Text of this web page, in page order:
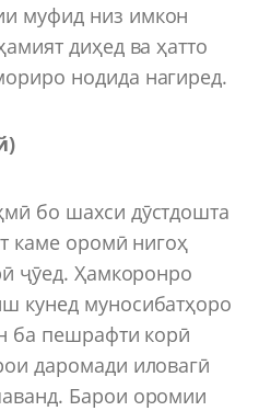
муфид низ имкон
диҳед ва ҳатто
нодида нагиред.
бо шахси дӯстдошта
каме оромӣ нигоҳ
ҷӯед. Ҳамкоронро
кунед муносибатҳоро
ба пешрафти корӣ
даромади иловагӣ
Барои оромии